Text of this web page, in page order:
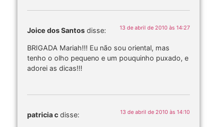
Joice dos Santos disse: 13 de abril de 2010 às 14:27
BRIGADA Mariah!!! Eu não sou oriental, mas
tenho o olho pequeno e um pouquinho puxado, e
adorei as dicas!!!
patricia c disse: 13 de abril de 2010 às 14:10